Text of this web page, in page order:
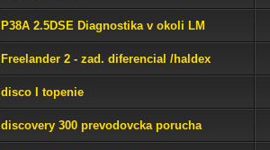
P38A 2.5DSE Diagnostika v okoli LM
Freelander 2 - zad. diferencial /haldex
disco I topenie
discovery 300 prevodovcka porucha